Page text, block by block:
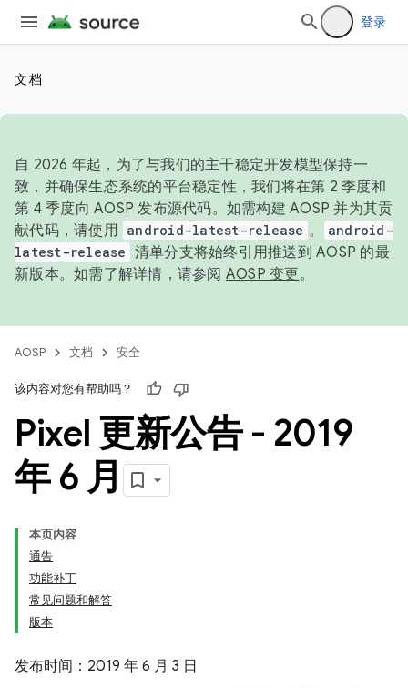
登录
文档
自 2026 年起，为了与我们的主干稳定开发模型保持一
致，并确保生态系统的平台稳定性，我们将在第 2 季度和
第 4 季度向 AOSP 发布源代码。如需构建 AOSP 并为其贡
献代码，请使用 android-latest-release 。
android-
latest-release 清单分支将始终引用推送到 AOSP 的最
新版本。如需了解详情，请参阅 AOSP 变更。
AOSP 文档 安全
该内容对您有帮助吗？
Pixel 更新公告 - 2019
年 6 月
本页内容
通告
功能补丁
常见问题和解答
版本
发布时间：2019 年 6 月 3 日